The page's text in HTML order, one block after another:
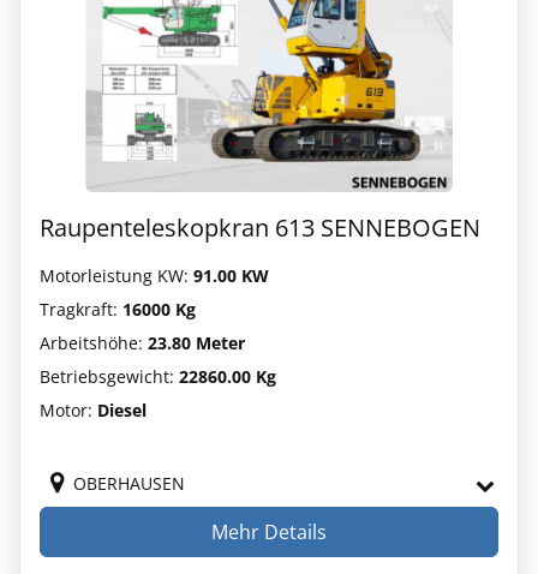
Raupenteleskopkran 613 SENNEBOGEN
Motorleistung KW: 91.00 KW
Tragkraft: 16000 Kg
Arbeitshöhe: 23.80 Meter
Betriebsgewicht: 22860.00 Kg
Motor: Diesel
OBERHAUSEN
Mehr Details